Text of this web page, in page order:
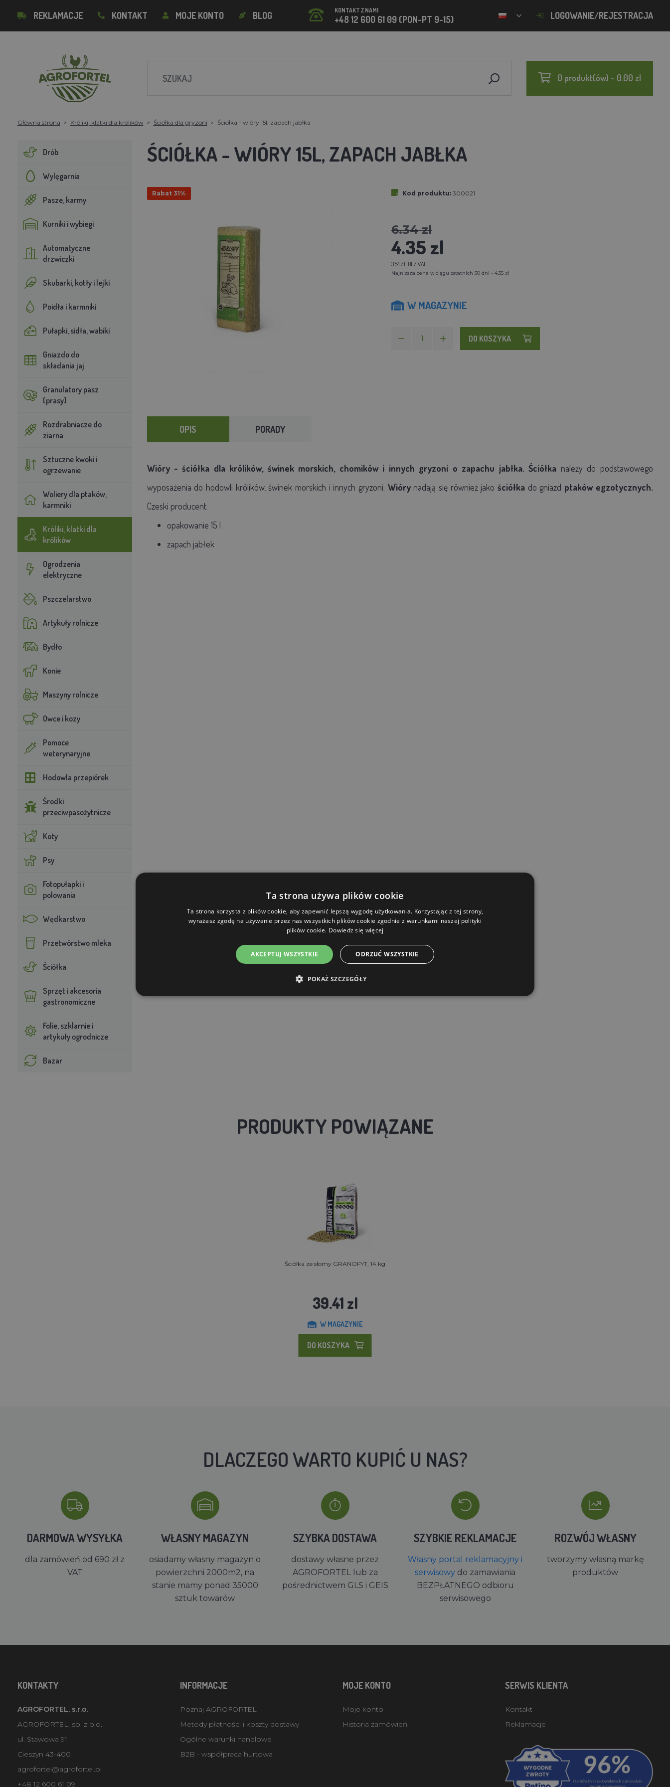
REKLAMACJE KONTAKT MOJE KONTO BLOG KONTAKT Z NAMI
+48 12 600 61 09 (PON-PT 9-15) LOGOWANIE/REJESTRACJA
0 produkt(ów) - 0.00 zl
Główna strona Króliki, klatki dla królików Ściółka dla gryzoni Ściółka - wióry 15l, zapach jabłka
Drób
Wylęgarnia
Pasze, karmy
Kurniki i wybiegi
Automatyczne
drzwiczki
Skubarki, kotły i lejki
Poidła i karmniki
Pułapki, sidła, wabiki
Gniazdo do
składania jaj
Granulatory pasz
(prasy)
Rozdrabniacze do
ziarna
Sztuczne kwoki i
ogrzewanie
Woliery dla ptaków,
karmniki
Króliki, klatki dla
królików
Ogrodzenia
elektryczne
Pszczelarstwo
Artykuły rolnicze
Bydło
Konie
Maszyny rolnicze
Owce i kozy
Pomoce
weterynaryjne
Hodowla przepiórek
Środki
przeciwpasożytnicze
Koty
Psy
Fotopułapki i
polowania
Wędkarstwo
Przetwórstwo mleka
Ściółka
Sprzęt i akcesoria
gastronomiczne
Folie, szklarnie i
artykuły ogrodnicze
Bazar
ŚCIÓŁKA - WIÓRY 15L, ZAPACH JABŁKA
Rabat 31% Kod produktu: 300021
6.34 zl
4.35 zl
3.54 ZL BEZ VAT
Najniższa cena w ciągu ostatnich 30 dni - 4.35 zl
W MAGAZYNIE
DO KOSZYKA
OPIS PORADY
Wióry - ściółka dla królików, świnek morskich, chomików i innych gryzoni o zapachu jabłka. Ściółka należy do podstawowego
wyposażenia do hodowli królików, świnek morskich i innych gryzoni. Wiórynadają się również jako ściółkado gniazd ptaków egzotycznych.
Czeski producent.
opakowanie 15 l
zapach jabłek
PRODUKTY POWIĄZANE
Ściółka ze słomy GRANOFYT, 14 kg
39.41 zl
W MAGAZYNIE
DO KOSZYKA
DLACZEGO WARTO KUPIĆ U NAS?
DARMOWA WYSYŁKA
dla zamówień od 690 zł z
VAT
WŁASNY MAGAZYN
osiadamy własny magazyn o
powierzchni 2000m2, na
stanie mamy ponad 35000
sztuk towarów
SZYBKA DOSTAWA
dostawy własne przez
AGROFORTEL lub za
pośrednictwem GLS i GEIS
SZYBKIE REKLAMACJE
Własny portal reklamacyjny i
serwisowy do zamawiania
BEZPŁATNEGO odbioru
serwisowego
ROZWÓJ WŁASNY
tworzymy własną markę
produktów
KONTAKTY
AGROFORTEL, s.r.o.
AGROFORTEL, sp. z o.o.
ul. Stawowa 91
Cieszyn 43-400
agrofortel@agrofortel.pl
+48 12 600 61 09
INFORMACJE
Poznaj AGROFORTEL
Metody płatności i koszty dostawy
Ogólne warunki handlowe
B2B - współpraca hurtowa
MOJE KONTO
Moje konto
Historia zamówień
SERWIS KLIENTA
Kontakt
Reklamacje
Ta strona używa plików cookie
Ta strona korzysta z plików cookie, aby zapewnić lepszą wygodę użytkowania. Korzystając z tej strony,
wyrażasz zgodę na używanie przez nas wszystkich plików cookie zgodnie z warunkami naszej polityki
plików cookie. Dowiedz się więcej
AKCEPTUJ WSZYSTKIE ODRZUĆ WSZYSTKIE
POKAŻ SZCZEGÓŁY